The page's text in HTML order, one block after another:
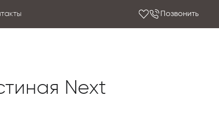
Позвонить
Next